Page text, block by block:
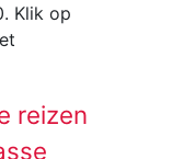
. Klik op
reizen